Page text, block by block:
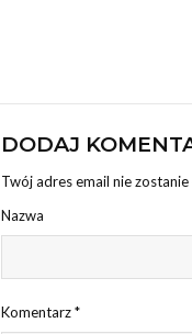
DODAJ
Twój adres email nie
Nazwa
Komentarz*